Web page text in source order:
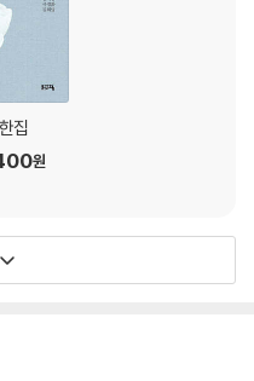
三經注疏》
政經》
楊朱와 묵적墨翟
범순인范純仁
한만한 시구
집
원